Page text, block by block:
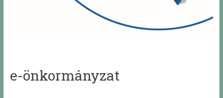
e-önkormányzat